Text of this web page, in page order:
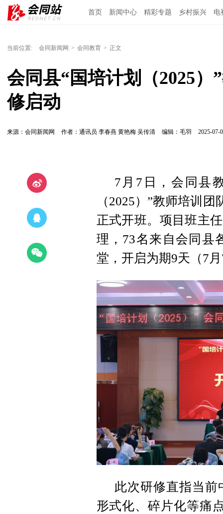
首页 新闻中心 精彩专题 乡村振兴 电
当前位置: 会同新闻网 > 会同教育 > 正文
会同县“国培计划（2025
修启动
来源：会同新闻网 作者：通讯员 李春燕 黄艳梅 吴传清 编辑：毛羽 2025-07-
7月7日，会同县
（2025）”教师培训
正式开班。项目班主
理，73名来自会同县
堂，开启为期9天（7
此次研修直指当
形式化、碎片化等痛